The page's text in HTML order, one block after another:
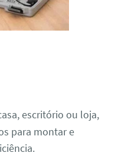
escritório ou loja,
para montar e